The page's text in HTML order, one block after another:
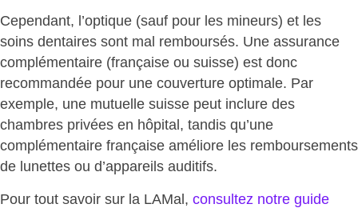
Cependant, l’optique (sauf pour les mineurs) et les
soins dentaires sont mal remboursés. Une assurance
complémentaire (française ou suisse) est donc
recommandée pour une couverture optimale. Par
exemple, une mutuelle suisse peut inclure des
chambres privées en hôpital, tandis qu’une
complémentaire française améliore les remboursements
de lunettes ou d’appareils auditifs.
Pour tout savoir sur la LAMal, consultez notre guide